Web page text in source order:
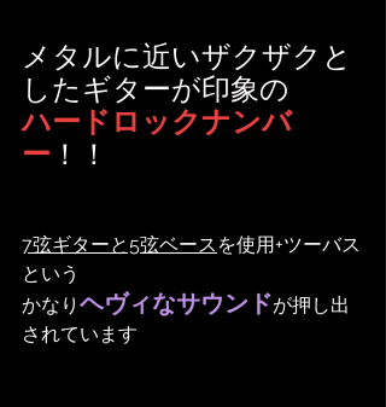
メタルに近いザクザクと
したギターが印象の
ハードロックナンバ
ー ！！
7弦ギターと5弦ベース を使用+ツーバス
という
かなり ヘヴィなサウンドが押し出
されています